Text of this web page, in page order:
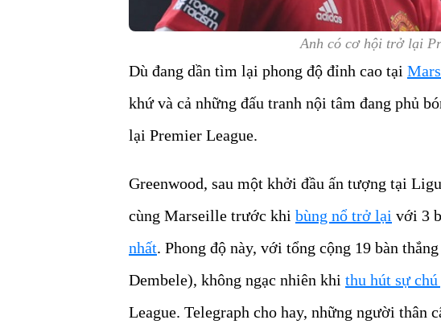
Anh có cơ hội trở lại
Dù đang dần tìm lại phong độ đỉnh cao tại
khứ và cả những đấu tranh nội tâm đang phủ
lại Premier League.
Greenwood, sau một khởi đầu ấn tượng tại
cùng Marseille trước khi bùng nổ trở lại với 3
nhất. Phong độ này, với tổng cộng 19 bàn
Dembele), không ngạc nhiên khi thu hút sự
League. Telegraph cho hay, những người thân